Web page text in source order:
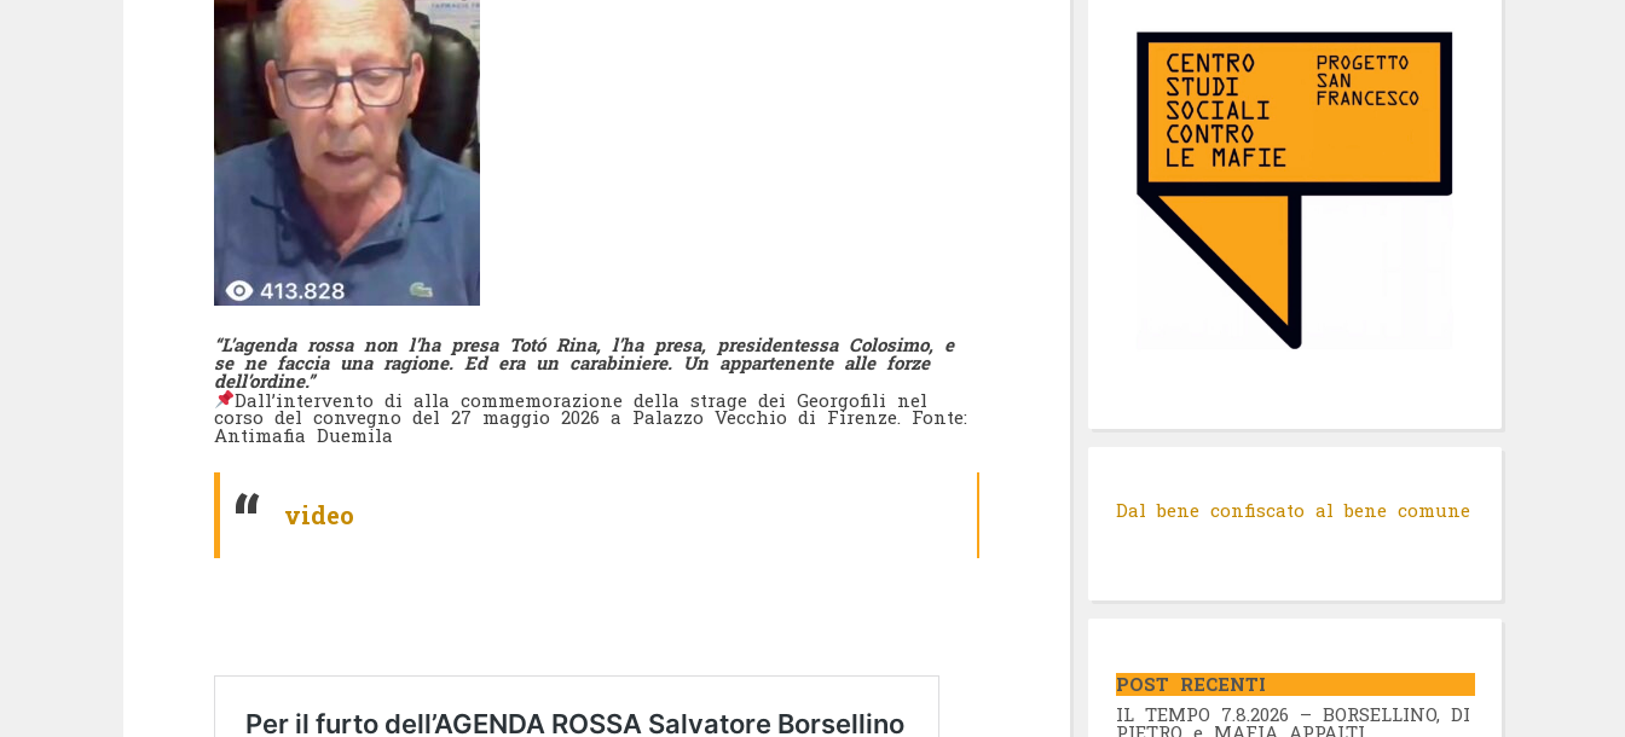
“L’agenda rossa non l’ha presa Totó Rina, l’ha presa, presidentessa Colosimo, e
se ne faccia una ragione. Ed era un carabiniere. Un appartenente alle forze
dell’ordine.”
Dall’intervento di alla commemorazione della strage dei Georgofili nel
corso del convegno del 27 maggio 2026 a Palazzo Vecchio di Firenze. Fonte:
Antimafia Duemila
video Dal bene confiscato al bene comune
POST RECENTI
IL TEMPO 7.8.2026 – BORSELLINO, DI
PIETRO e MAFIA APPALTI